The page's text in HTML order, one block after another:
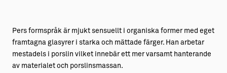
Pers formspråk är mjukt sensuellt i organiska former med eget
framtagna glasyrer i starka och mättade färger. Han arbetar
mestadels i porslin vilket innebär ett mer varsamt hanterande
av materialet och porslinsmassan.